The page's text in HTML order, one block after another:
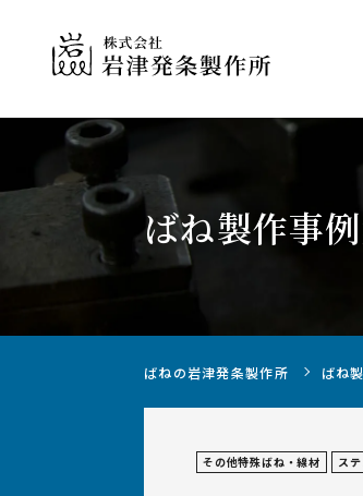
ばね製作事
ばねの岩津発条製作所 ばね
その他特殊ばね・線材 ス